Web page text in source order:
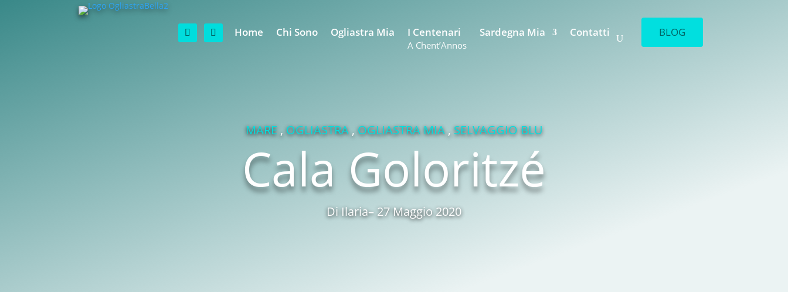
Home Chi Sono Ogliastra Mia I Centenari
A Chent’Annos
Sardegna Mia Contatti BLOG
MARE , OGLIASTRA, OGLIASTRA MIA, SELVAGGIO BLU
Cala Goloritzé
DiIlaria– 27 Maggio 2020